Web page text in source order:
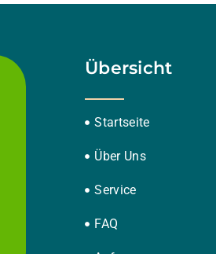
Übersicht
Startseite
Über Uns
Service
FAQ